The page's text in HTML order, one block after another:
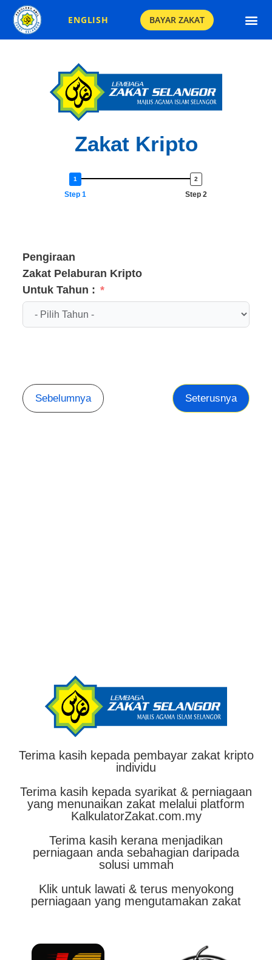
ENGLISH BAYAR ZAKAT
Zakat Kripto
Step 1 Step 2
Pengiraan
Zakat Pelaburan Kripto
Untuk Tahun :
Sebelumnya Seterusnya
Terima kasih kepada pembayar zakat kripto
individu
Terima kasih kepada syarikat & perniagaan
yang menunaikan zakat melalui platform
KalkulatorZakat.com.my
Terima kasih kerana menjadikan
perniagaan anda sebahagian daripada
solusi ummah
Klik untuk lawati & terus menyokong
perniagaan yang mengutamakan zakat